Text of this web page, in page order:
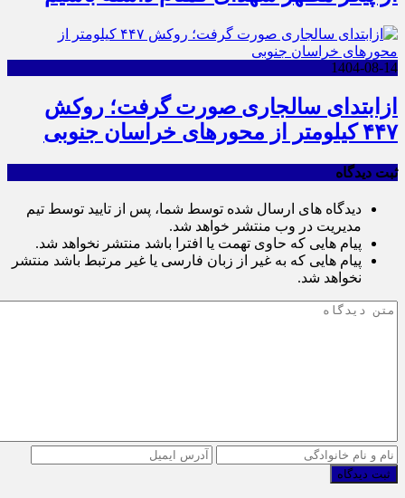
1404-08-14
ازابتدای سالجاری صورت گرفت؛ روکش
۴۴۷ کیلومتر از محورهای خراسان جنوبی
ثبت دیدگاه
دیدگاه های ارسال شده توسط شما، پس از تایید توسط تیم
مدیریت در وب منتشر خواهد شد.
پیام هایی که حاوی تهمت یا افترا باشد منتشر نخواهد شد.
پیام هایی که به غیر از زبان فارسی یا غیر مرتبط باشد منتشر
نخواهد شد.
ثبت دیدگاه